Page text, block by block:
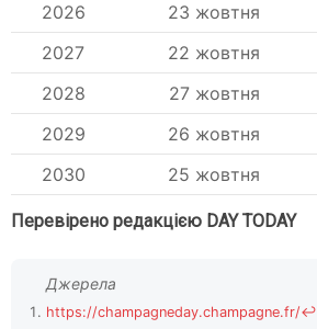
2026
23 жовтня
2027
22 жовтня
2028
27 жовтня
2029
26 жовтня
2030
25 жовтня
Перевірено редакцією DAY TODAY
https://champagneday.champagne.fr/↩